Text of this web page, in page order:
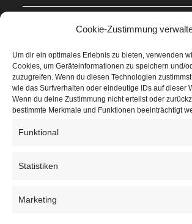
Cookie-Zustimmung
Um dir ein optimales Erlebnis zu bieten, verwenden
Cookies, um Geräteinformationen zu speichern und/
zuzugreifen. Wenn du diesen Technologien
wie das Surfverhalten oder eindeutige IDs auf dieser
Wenn du deine Zustimmung nicht erteilst oder
bestimmte Merkmale und Funktionen beeinträchtigt
Funktional
Statistiken
Marketing
Veranstaltungen
Höffner Run
Kindersportfest